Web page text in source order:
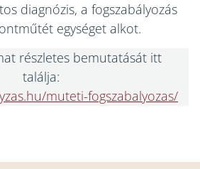
diagnózis, a fogszabályozás
egységet alkot.
részletes bemutatását itt
találja:
muteti-fogszabalyozas/